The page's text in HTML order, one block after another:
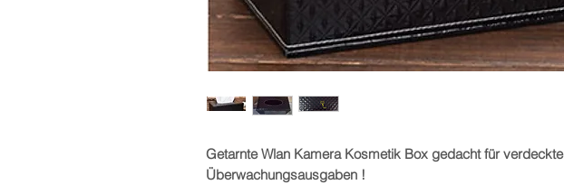
Getarnte Wlan Kamera Kosmetik Box gedacht für verdeckte
Überwachungsausgaben !